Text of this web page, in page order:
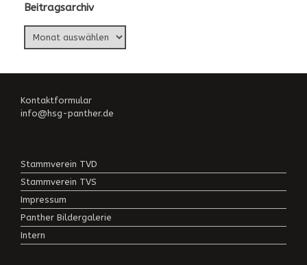
Beitragsarchiv
Kontaktformular
info@hsg-panther.de
Stammverein TVD
Stammverein TVS
Impressum
Panther Bildergalerie
Intern